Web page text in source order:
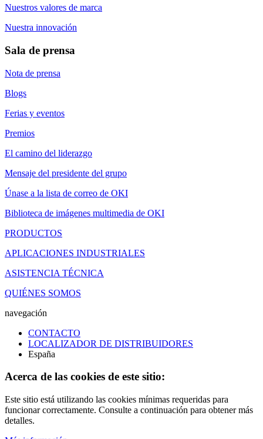
Nuestros valores de marca
Nuestra innovación
Sala de prensa
Nota de prensa
Blogs
Ferias y eventos
Premios
El camino del liderazgo
Mensaje del presidente del grupo
Únase a la lista de correo de OKI
Biblioteca de imágenes multimedia de OKI
PRODUCTOS
APLICACIONES INDUSTRIALES
ASISTENCIA TÉCNICA
QUIÉNES SOMOS
navegación
CONTACTO
LOCALIZADOR DE DISTRIBUIDORES
España
Acerca de las cookies de este sitio:
Este sitio está utilizando las cookies mínimas requeridas para
funcionar correctamente. Consulte a continuación para obtener más
detalles.